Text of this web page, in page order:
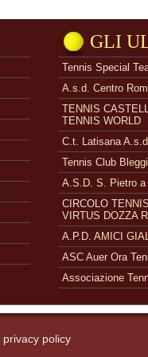
GLI
Tennis Special
A.s.d. Centro
TENNIS
TENNIS WORLD
C.t. Latisana
Tennis Club
A.S.D. S. Pietro a
CIRCOLO
VIRTUS DOZZA
A.P.D. AMICI
ASC Auer Ora
Associazione
privacy policy